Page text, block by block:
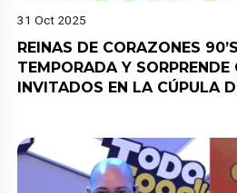
31 Oct 2025
REINAS DE CORAZONES
TEMPORADA Y SORPRENDE
INVITADOS EN LA CÚPULA